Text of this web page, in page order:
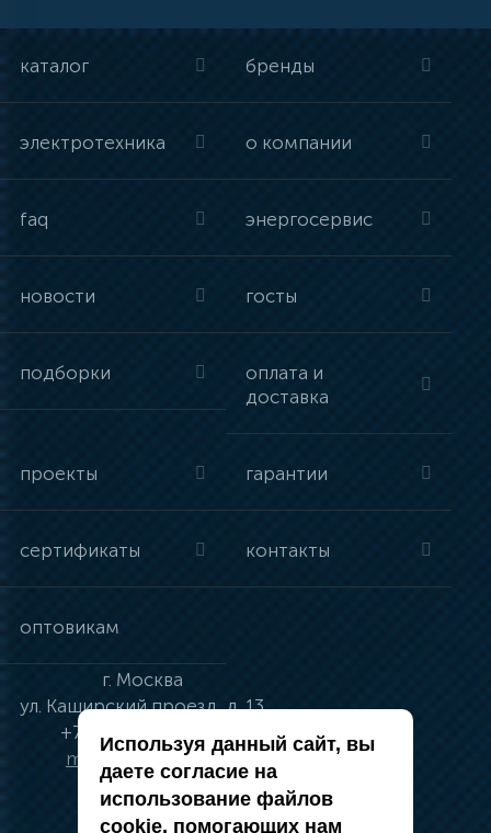
каталог бренды
электротехника о компании
faq энергосервис
новости госты
подборки
оплата и
доставка
проекты гарантии
сертификаты контакты
оптовикам
г. Москва
ул. Каширский проезд, д. 13
+7 (495) 134-41-83
moskva@vincci.ru
Используя данный сайт, вы
даете согласие на
использование файлов
cookie, помогающих нам